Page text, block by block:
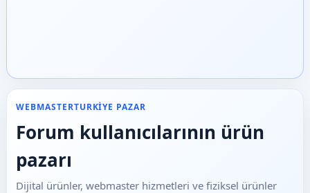
WEBMASTERTURKIYE PAZAR
Forum kullanıcılarının ürün
pazarı
Dijital ürünler, webmaster hizmetleri ve fiziksel ürünler